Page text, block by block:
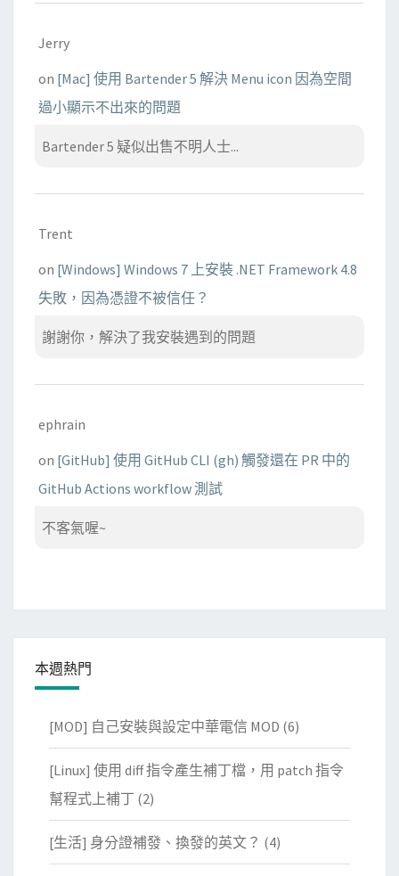
Jerry
on [Mac] 使用 Bartender 5 解決 Menu icon 因為空間
過小顯示不出來的問題
Bartender 5 疑似出售不明人士...
Trent
on [Windows] Windows 7 上安裝 .NET Framework 4.8
失敗，因為憑證不被信任？
謝謝你，解決了我安裝遇到的問題
ephrain
on [GitHub] 使用 GitHub CLI (gh) 觸發還在 PR 中的
GitHub Actions workflow 測試
不客氣喔~
本週熱門
[MOD] 自己安裝與設定中華電信 MOD (6)
[Linux] 使用 diff 指令產生補丁檔，用 patch 指令
幫程式上補丁 (2)
[生活] 身分證補發、換發的英文？ (4)